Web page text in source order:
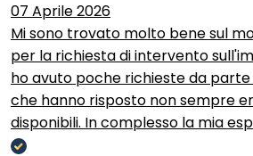
07 Aprile 2026
Mi sono trovato molto bene sul
per la richiesta di intervento
ho avuto poche richieste da
che hanno risposto non sempre
disponibili. In complesso la mia